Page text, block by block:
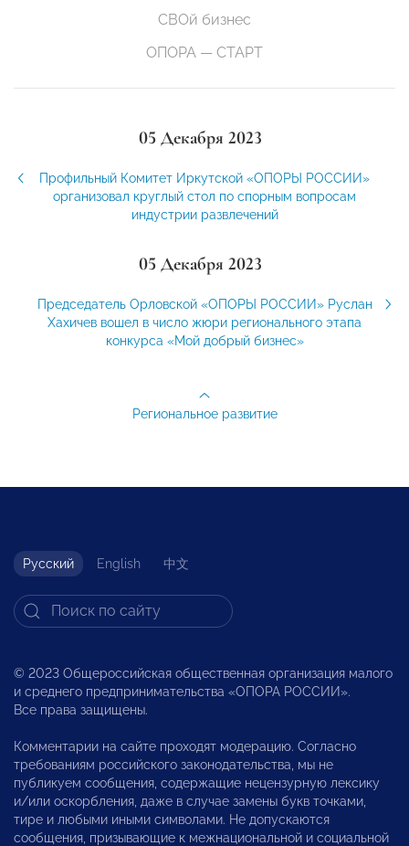
СВОй бизнес
ОПОРА — СТАРТ
05 Декабря 2023
Профильный Комитет Иркутской «ОПОРЫ РОССИИ»
организовал круглый стол по спорным вопросам
индустрии развлечений
05 Декабря 2023
Председатель Орловской «ОПОРЫ РОССИИ» Руслан
Хахичев вошел в число жюри регионального этапа
конкурса «Мой добрый бизнес»
Региональное развитие
Русский English 中文
© 2023 Общероссийская общественная организация малого
и среднего предпринимательства «ОПОРА РОССИИ».
Все права защищены.
Комментарии на сайте проходят модерацию. Согласно
требованиям российского законодательства, мы не
публикуем сообщения, содержащие нецензурную лексику
и/или оскорбления, даже в случае замены букв точками,
тире и любыми иными символами. Не допускаются
сообщения, призывающие к межнациональной и социальной